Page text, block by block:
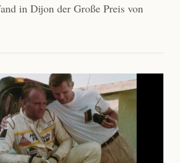
in Dijon der Große Preis von